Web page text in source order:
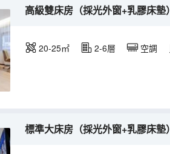
高級雙床房（採光外窗+乳膠床墊）
20-25㎡ 2-6層 空調
標準大床房（採光外窗+乳膠床墊）